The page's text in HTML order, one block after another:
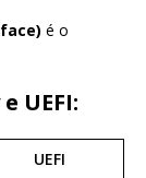
é o
UEFI:
UEFI